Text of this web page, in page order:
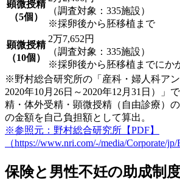
顕微授精
（5個）
（調査対象：335施設）
※採卵後から胚移植まで
顕微授精
（10個）
2万7,652円
（調査対象：335施設）
※採卵後から胚移植までにか
※野村総合研究所の「産科・婦人科アン
2020年10月26日～2020年12月31日）」
精・体外受精・顕微授精（自由診療）
の金額を自己負担額として算出。
※参照元：野村総合研究所【PDF】
（https://www.nri.com/-/media/Corporate/
保険と男性不妊の助成制